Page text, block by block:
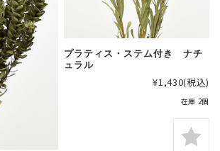
プラティス・ステム付き ナチ
ュラル
¥1,430(税込)
在庫 2個